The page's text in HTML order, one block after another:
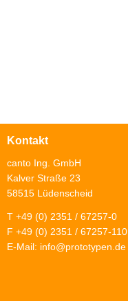
Kontakt
canto Ing. GmbH
Kalver Straße 23
58515 Lüdenscheid
T +49 (0) 2351 / 67257-0
F +49 (0) 2351 / 67257-110
E-Mail: info@prototypen.de